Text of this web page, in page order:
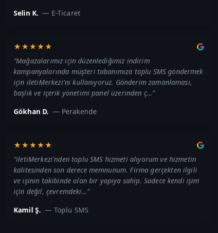
Selin K. — E-Ticaret
★★★★★
“Mağazalarımız için düzenlediğimiz indirim
kampanyalarında müşteri tabanımıza toplu SMS göndermek
için iletiMerkezi'ni kullanıyoruz. Gönderim zamanlaması,
başlık ve içerik yönetimi panel üzerinden ç…”
Gökhan D. — Perakende
★★★★★
“iletiMerkezi'nden toplu SMS hizmeti alıyorum ve hizmetin
kalitesinden son derece memnunum. Firma gerçekten ilgili
ve işinin takibinde olan bir yapıya sahip. Sadece kendi işim
için değil, çevremdeki…”
Kamil Ş. — Toplu SMS